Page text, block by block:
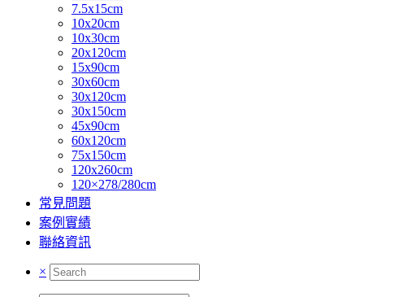
7.5x15cm
10x20cm
10x30cm
20x120cm
15x90cm
30x60cm
30x120cm
30x150cm
45x90cm
60x120cm
75x150cm
120x260cm
120×278/280cm
常見問題
案例實績
聯絡資訊
×